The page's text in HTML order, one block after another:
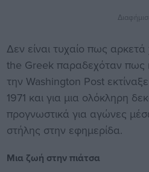
Δεν είναι τυχαίο πως
the Greek παραδεχόταν πως
την Washington Post
1971 και για μια ολόκληρη
προγνωστικά για αγώνες
στήλης στην εφημερίδα.
Μια ζωή στην πιάτσα